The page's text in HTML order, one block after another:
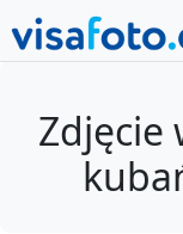
Zdjęcie